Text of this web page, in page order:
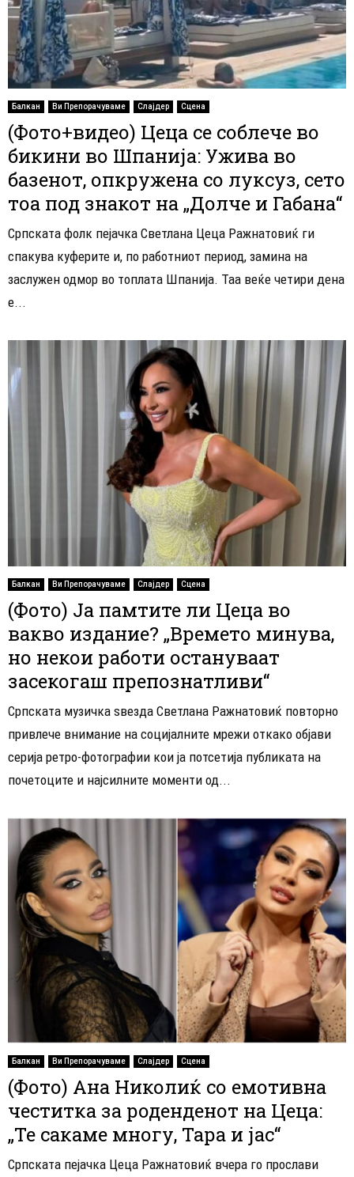
Балкан Ви Препорачуваме Слајдер Сцена
(Фото+видео) Цеца се соблече во
бикини во Шпанија: Ужива во
базенот, опкружена со луксуз, сето
тоа под знакот на „Долче и Габана“
Српската фолк пејачка Светлана Цеца Ражнатовиќ ги
спакува куферите и, по работниот период, замина на
заслужен одмор во топлата Шпанија. Таа веќе четири дена
е...
Балкан Ви Препорачуваме Слајдер Сцена
(Фото) Ја памтите ли Цеца во
вакво издание? „Времето минува,
но некои работи остануваат
засекогаш препознатливи“
Српската музичка ѕвезда Светлана Ражнатовиќ повторно
привлече внимание на социјалните мрежи откако објави
серија ретро-фотографии кои ја потсетија публиката на
почетоците и најсилните моменти од...
Балкан Ви Препорачуваме Слајдер Сцена
(Фото) Ана Николиќ со емотивна
честитка за роденденот на Цеца:
„Те сакаме многу, Тара и јас“
Српската пејачка Цеца Ражнатовиќ вчера го прослави